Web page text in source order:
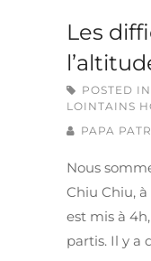
Les
POSTED IN
LOINTAINS
PAPA
Nous
Chiu Chiu,
est mis à
partis. Il y a